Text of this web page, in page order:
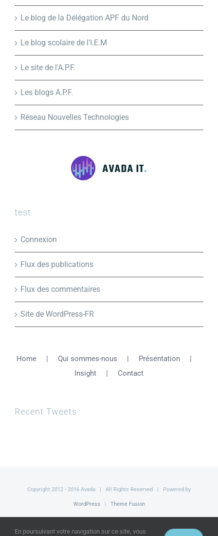
Le blog de la Délégation APF du Nord
Le blog scolaire de l'I.E.M
Le site de l'A.P.F.
Les blogs A.P.F.
Réseau Nouvelles Technologies
test
Connexion
Flux des publications
Flux des commentaires
Site de WordPress-FR
Home Qui sommes-nous
Présentation
Insight
Contact
Recent Tweets
Copyright 2012 - 2016 Avada | All Rights Reserved | Powered by
WordPress | Theme Fusion
FacebookTwitterYouTube
En poursuivant votre navigation sur ce site, vous